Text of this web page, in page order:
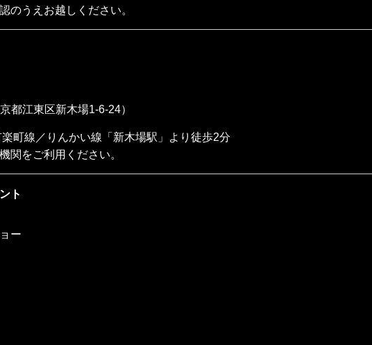
のうえお越しください。
京都江東区新木場1-6-24）
町線／りんかい線 「新木場駅」より徒歩2分
関をご利用ください。
ト
ー